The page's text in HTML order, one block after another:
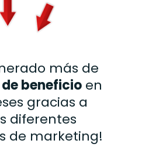
más de
beneficioen
gracias a
diferentes
de marketing!